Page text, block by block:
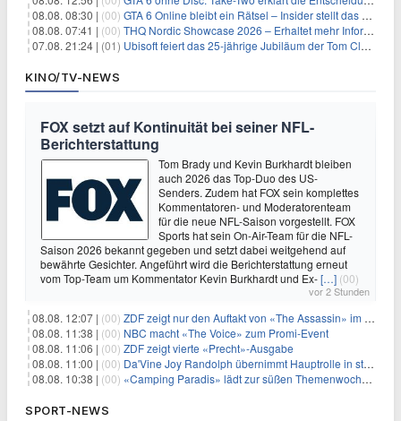
08.08. 08:30 | (00) GTA 6 Online bleibt ein Rätsel – Insider stellt das neue Gerücht klar
08.08. 07:41 | (00) THQ Nordic Showcase 2026 – Erhaltet mehr Informationen
07.08. 21:24 | (01) Ubisoft feiert das 25-jährige Jubiläum der Tom Clancy’s Ghost Recon-Reihe
KINO/TV-NEWS
FOX setzt auf Kontinuität bei seiner NFL-
Berichterstattung
Tom Brady und Kevin Burkhardt bleiben
auch 2026 das Top-Duo des US-
Senders. Zudem hat FOX sein komplettes
Kommentatoren- und Moderatorenteam
für die neue NFL-Saison vorgestellt. FOX
Sports hat sein On-Air-Team für die NFL-
Saison 2026 bekannt gegeben und setzt dabei weitgehend auf
bewährte Gesichter. Angeführt wird die Berichterstattung erneut
vom Top-Team um Kommentator Kevin Burkhardt und Ex-[…] (00)
vor 2 Stunden
08.08. 12:07 | (00) ZDF zeigt nur den Auftakt von «The Assassin» im Fernsehen
08.08. 11:38 | (00) NBC macht «The Voice» zum Promi-Event
08.08. 11:06 | (00) ZDF zeigt vierte «Precht»-Ausgabe
08.08. 11:00 | (00) Da'Vine Joy Randolph übernimmt Hauptrolle in starbesetzter schwarzer Komödie
08.08. 10:38 | (00) «Camping Paradis» lädt zur süßen Themenwoche ein
SPORT-NEWS